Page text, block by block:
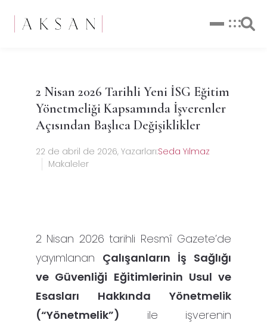
2 Nisan 2026 Tarihli Yeni İSG Eğitim
Yönetmeliği Kapsamında İşverenler
Açısından Başlıca Değişiklikler
22 de abril de 2026, Yazarları:Seda Yılmaz
Makaleler
2 Nisan 2026 tarihli Resmî Gazete’de
yayımlanan Çalışanların İş Sağlığı
ve Güvenliği Eğitimlerinin Usul ve
Esasları Hakkında Yönetmelik
(“Yönetmelik”) ile işverenin